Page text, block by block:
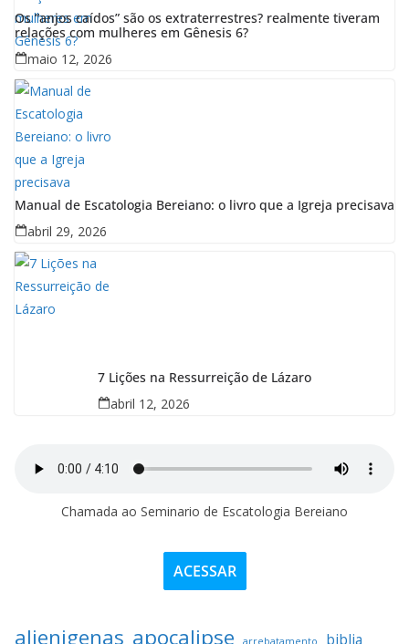
Os “anjos caídos” são os extraterrestres? realmente tiveram
relações com mulheres em Gênesis 6?
maio 12, 2026
Manual de Escatologia Bereiano: o livro que a Igreja precisava
abril 29, 2026
7 Lições na Ressurreição de Lázaro
abril 12, 2026
Chamada ao Seminario de Escatologia Bereiano
ACESSAR
alienigenas apocalipse arrebatamento
biblia